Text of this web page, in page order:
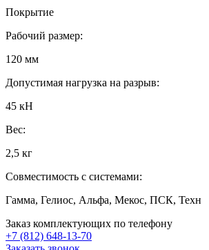
Покрытие
Рабочий размер:
120 мм
Допустимая нагрузка на разрыв:
45 кН
Вес:
2,5 кг
Совместимость с системами:
Гамма, Гелиос, Альфа, Мекос, ПСК, Техн
Заказ комплектующих по телефону
+7 (812) 648-13-70